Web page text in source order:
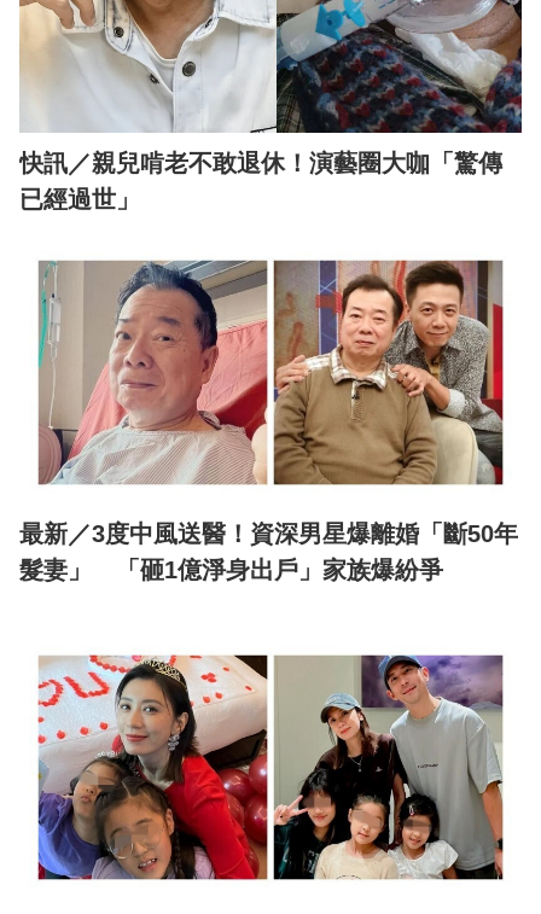
快訊／親兒啃老不敢退休！演藝圈大咖「驚傳
已經過世」
最新／3度中風送醫！資深男星爆離婚「斷50年
髮妻」 「砸1億淨身出戶」家族爆紛爭